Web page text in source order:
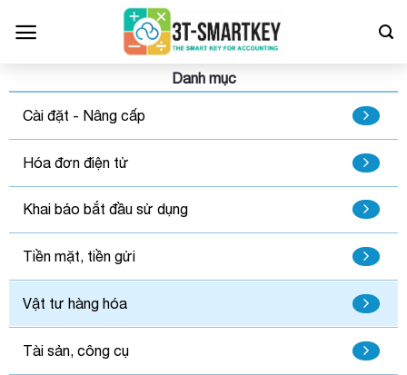
qua
Danh mục
Cài đặt - Nâng cấp
Hóa đơn điện tử
Khai báo bắt đầu sử dụng
Tiền mặt, tiền gửi
Vật tư hàng hóa
Tài sản, công cụ